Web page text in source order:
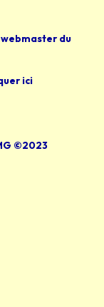
du
ici
©2023